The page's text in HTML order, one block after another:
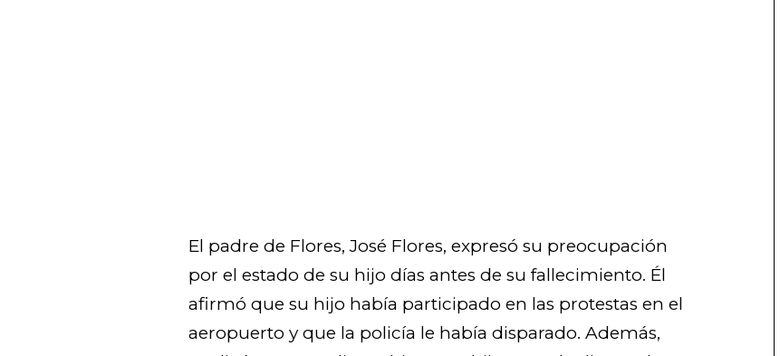
El padre de Flores, José Flores, expresó su preocupación
por el estado de su hijo días antes de su fallecimiento. Él
afirmó que su hijo había participado en las protestas en el
aeropuerto y que la policía le había disparado. Además,